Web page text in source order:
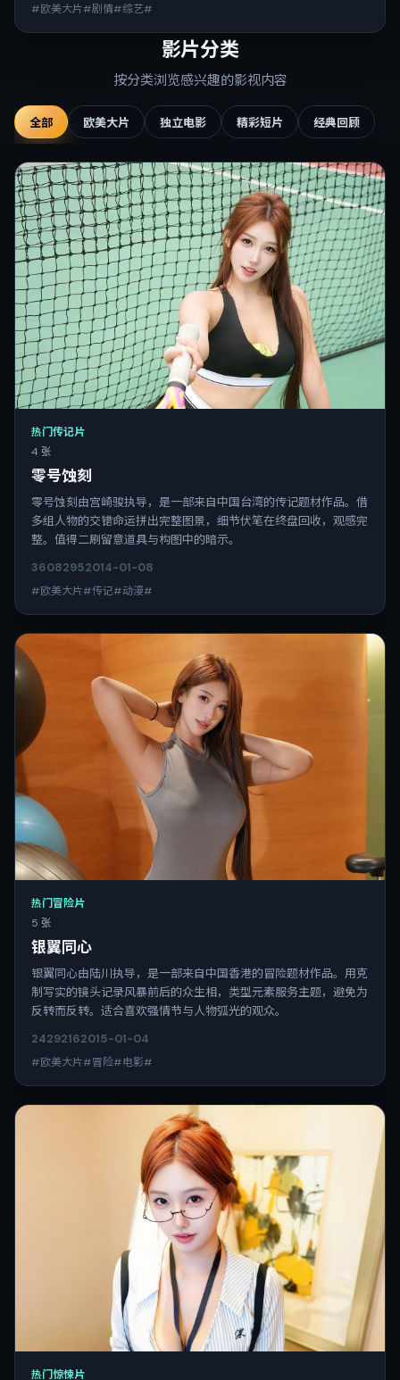
#欧美大片#剧情#综艺#
影片分类
按分类浏览感兴趣的影视内容
全部 欧美大片 独立电影 精彩短片 经典回顾
热门传记片
4 张
零号蚀刻
零号蚀刻由宫崎骏执导，是一部来自中国台湾的传记题材作品。借
多组人物的交错命运拼出完整图景，细节伏笔在终盘回收，观感完
整。值得二刷留意道具与构图中的暗示。
36082952014-01-08
#欧美大片#传记#动漫#
热门冒险片
5 张
银翼同心
银翼同心由陆川执导，是一部来自中国香港的冒险题材作品。用克
制写实的镜头记录风暴前后的众生相，类型元素服务主题，避免为
反转而反转。适合喜欢强情节与人物弧光的观众。
24292162015-01-04
#欧美大片#冒险#电影#
热门惊悚片